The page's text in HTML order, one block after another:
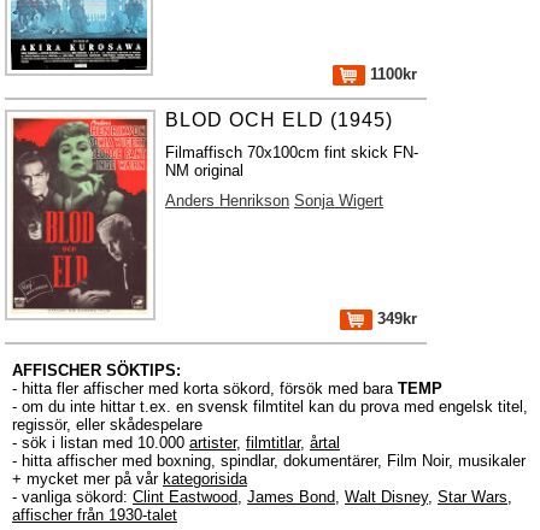
1100kr
BLOD OCH ELD (1945)
Filmaffisch 70x100cm fint skick FN-
NM original
Anders Henrikson Sonja Wigert
349kr
AFFISCHER SÖKTIPS:
- hitta fler affischer med korta sökord, försök med bara TEMP
- om du inte hittar t.ex. en svensk filmtitel kan du prova med engelsk titel,
regissör, eller skådespelare
- sök i listan med 10.000 artister, filmtitlar, årtal
- hitta affischer med boxning, spindlar, dokumentärer, Film Noir, musikaler
+ mycket mer på vår kategorisida
- vanliga sökord: Clint Eastwood, James Bond, Walt Disney, Star Wars,
affischer från 1930-talet